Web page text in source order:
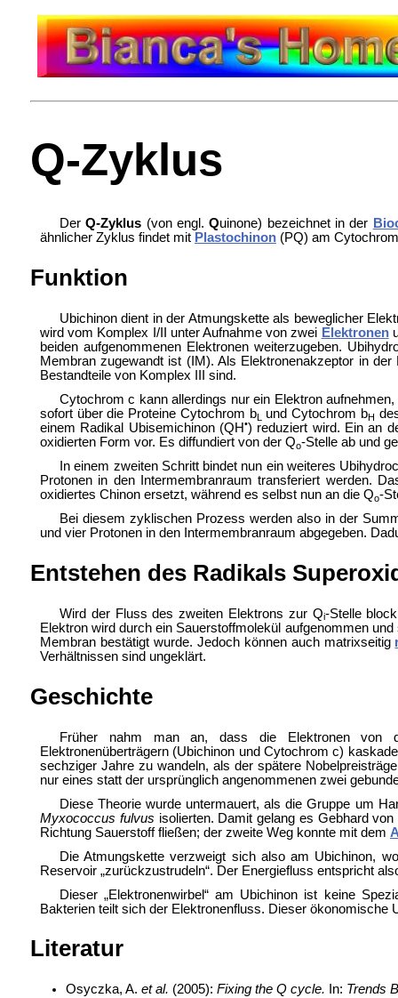
Q-Zyklus
DerQ-Zyklus (von engl.Quinone) bezeichnet in der
ähnlicher Zyklus findet mit Plastochinon(PQ) am
Funktion
Ubichinon dient in der Atmungskette als beweglicher
wird vom Komplex I/II unter Aufnahme von zwei Elektronen
beiden aufgenommenen Elektronen weiterzugeben.
Membran zugewandt ist (IM). Als Elektronenakzeptor in
Bestandteile von Komplex III sind.
Cytochrom c kann allerdings nur ein Elektron
sofort über die Proteine Cytochrom bL und Cytochrom bH
einem Radikal Ubisemichinon (QH•) reduziert wird. Ein an
oxidierten Form vor. Es diffundiert von der Qo-Stelle ab und
In einem zweiten Schritt bindet nun ein weiteres
Protonen in den Intermembranraum transferiert werden.
oxidiertes Chinon ersetzt, während es selbst nun an die Qo-
Bei diesem zyklischen Prozess werden also in der
und vier Protonen in den Intermembranraum abgegeben.
Entstehen des Radikals
Wird der Fluss des zweiten Elektrons zur Qi-Stelle
Elektron wird durch ein Sauerstoffmolekül aufgenommen
Membran bestätigt wurde. Jedoch können auch matrixseitig
Verhältnissen sind ungeklärt.
Geschichte
Früher nahm man an, dass die Elektronen von
Elektronenüberträgern (Ubichinon und Cytochrom c)
sechziger Jahre zu wandeln, als der spätere
nur eines statt der ursprünglich angenommenen zwei
Diese Theorie wurde untermauert, als die Gruppe um
Myxococcus fulvus isolierten. Damit gelang es Gebhard
Richtung Sauerstoff fließen; der zweite Weg konnte mit dem
Die Atmungskette verzweigt sich also am Ubichinon,
Reservoir „zurückzustrudeln“. Der Energiefluss entspricht
Dieser „Elektronenwirbel“ am Ubichinon ist keine
Bakterien teilt sich der Elektronenfluss. Dieser
Literatur
Osyczka, A. et al. (2005): Fixing the Q cycle. In: Trends